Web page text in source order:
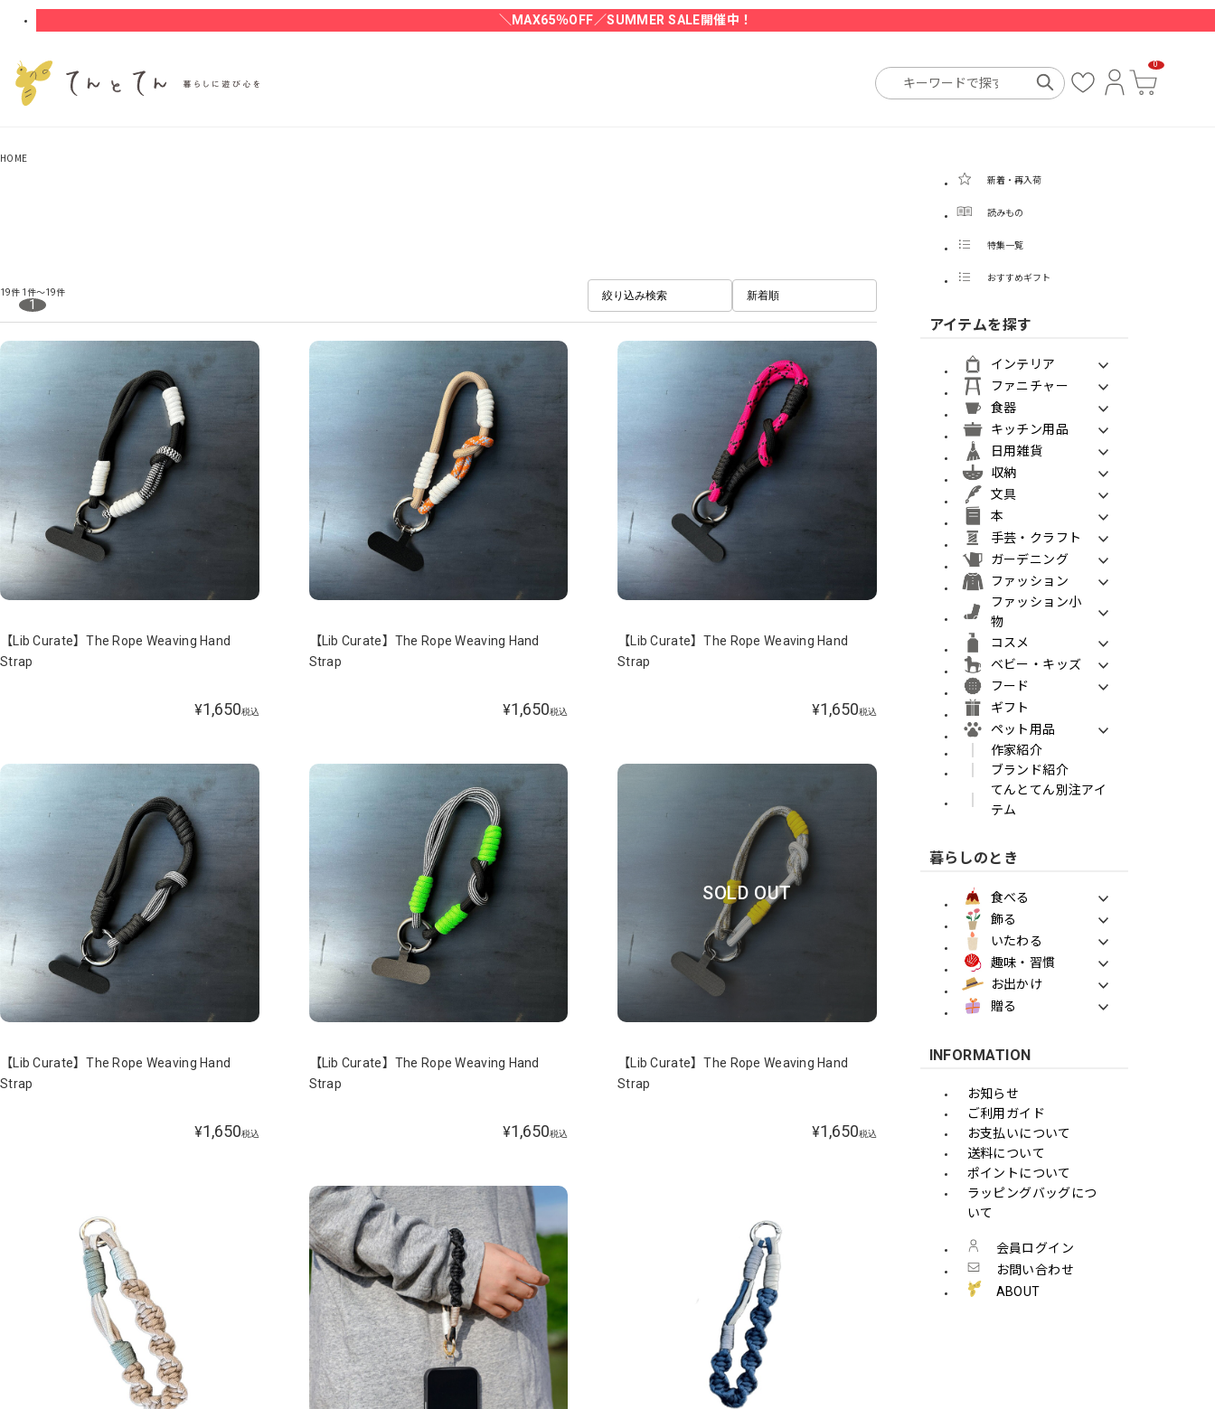
＼MAX65％OFF／SUMMER SALE開催中！
0
HOME
19件 1件～19件
1
絞り込み検索 新着順
【Lib Curate】The Rope Weaving Hand
Strap
¥1,650税込
【Lib Curate】The Rope Weaving Hand
Strap
¥1,650税込
【Lib Curate】The Rope Weaving Hand
Strap
¥1,650税込
【Lib Curate】The Rope Weaving Hand
Strap
¥1,650税込
【Lib Curate】The Rope Weaving Hand
Strap
¥1,650税込
SOLD OUT
【Lib Curate】The Rope Weaving Hand
Strap
¥1,650税込
新着・再入荷
読みもの
特集一覧
おすすめギフト
アイテムを探す
インテリア
ファニチャー
食器
キッチン用品
日用雑貨
収納
文具
本
手芸・クラフト
ガーデニング
ファッション
ファッション小
物
コスメ
ベビー・キッズ
フード
ギフト
ペット用品
作家紹介
ブランド紹介
てんとてん別注アイ
テム
暮らしのとき
食べる
飾る
いたわる
趣味・習慣
お出かけ
贈る
INFORMATION
お知らせ
ご利用ガイド
お支払いについて
送料について
ポイントについて
ラッピングバッグにつ
いて
会員ログイン
お問い合わせ
ABOUT